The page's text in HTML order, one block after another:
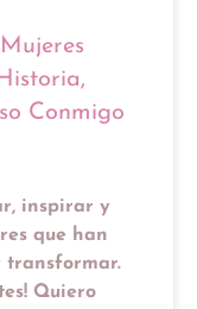
Conmigo
inspirar y
que han
transformar.
Quiero